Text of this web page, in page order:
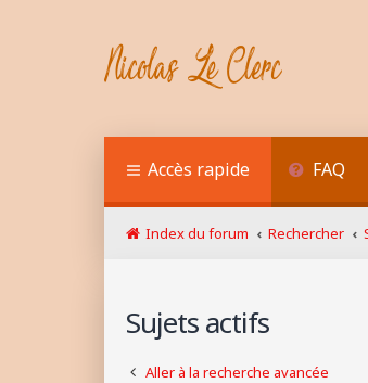
Accès rapide FAQ
Index du forum Rechercher
Sujets actifs
Aller à la recherche avancée